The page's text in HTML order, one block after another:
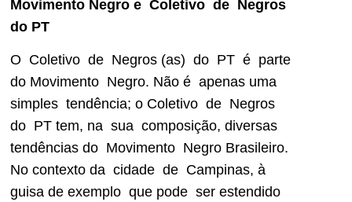
Movimento Negro e Coletivo de Negros
do PT
O Coletivo de Negros (as) do PT é parte
do Movimento Negro. Não é apenas uma
simples tendência; o Coletivo de Negros
do PT tem, na sua composição, diversas
tendências do Movimento Negro Brasileiro.
No contexto da cidade de Campinas, à
guisa de exemplo que pode ser estendido